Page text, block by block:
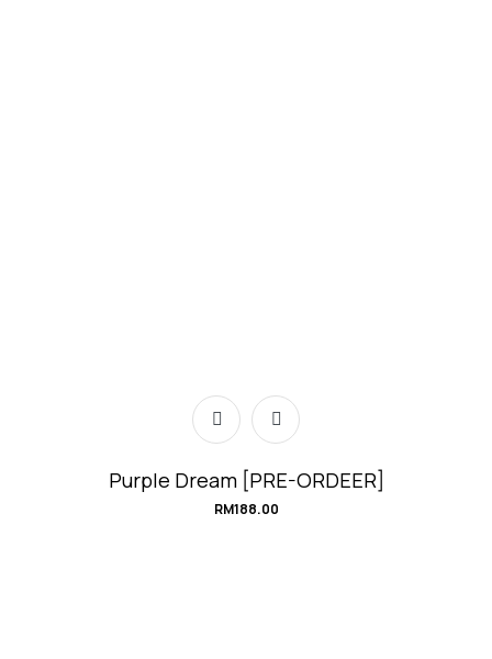
Purple Dream [PRE-ORDEER]
RM188.00